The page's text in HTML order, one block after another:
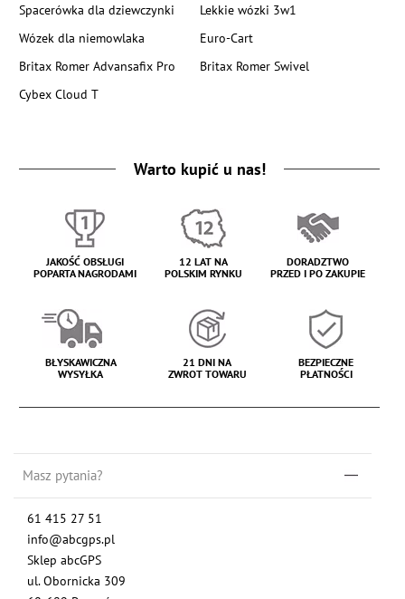
Spacerówka dla dziewczynki
Lekkie wózki 3w1
Wózek dla niemowlaka
Euro-Cart
Britax Romer Advansafix Pro
Britax Romer Swivel
Cybex Cloud T
Warto kupić u nas!
JAKOŚĆ OBSŁUGI
POPARTA NAGRODAMI
12 LAT NA
POLSKIM RYNKU
DORADZTWO
PRZED I PO ZAKUPIE
BŁYSKAWICZNA
WYSYŁKA
21 DNI NA
ZWROT TOWARU
BEZPIECZNE
PŁATNOŚCI
Masz pytania?
61 415 27 51
info@abcgps.pl
Sklep abcGPS
ul. Obornicka 309